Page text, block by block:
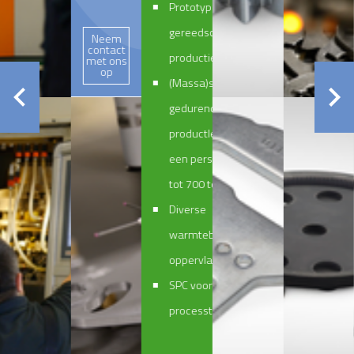
Neem
contact
met ons
op
Prototype
gereedschappen en
productie
(Massa)serieproductie
gedurende de gehele
productlevenscyclus met
een perskracht van 160
tot 700 ton
Diverse
warmtebehandelingen en
oppervlaktebehandelingen
SPC voor optimale
processtabiliteit